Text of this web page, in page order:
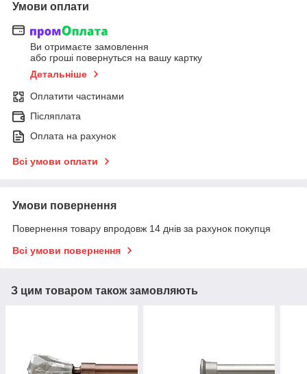
Умови оплати
Ви отримаєте замовлення
або гроші повернуться на вашу картку
Детальніше
Оплатити частинами
Післяплата
Оплата на рахунок
Всі умови оплати
Умови повернення
Повернення товару впродовж 14 днів за рахунок покупця
Всі умови повернення
З цим товаром також замовляють